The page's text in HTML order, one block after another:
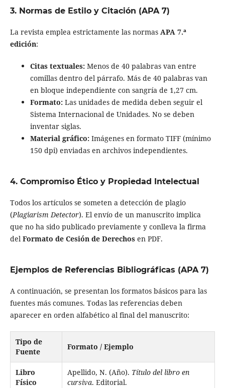
3. Normas de Estilo y Citación (APA 7)
La revista emplea estrictamente las normas APA 7.ª
edición:
Citas textuales:Menos de 40 palabras van entre
comillas dentro del párrafo. Más de 40 palabras van
en bloque independiente con sangría de 1,27 cm.
Formato:Las unidades de medida deben seguir el
Sistema Internacional de Unidades. No se deben
inventar siglas.
Material gráfico:Imágenes en formato TIFF (mínimo
150 dpi) enviadas en archivos independientes.
4. Compromiso Ético y Propiedad Intelectual
Todos los artículos se someten a detección de plagio
(Plagiarism Detector). El envío de un manuscrito implica
que no ha sido publicado previamente y conlleva la firma
del Formato de Cesión de Derechosen PDF.
Ejemplos de Referencias Bibliográficas (APA 7)
A continuación, se presentan los formatos básicos para las
fuentes más comunes. Todas las referencias deben
aparecer en orden alfabético al final del manuscrito:
Tipo de
Fuente
Formato / Ejemplo
Libro
Físico
Apellido, N. (Año). Título del libro en
cursiva. Editorial.